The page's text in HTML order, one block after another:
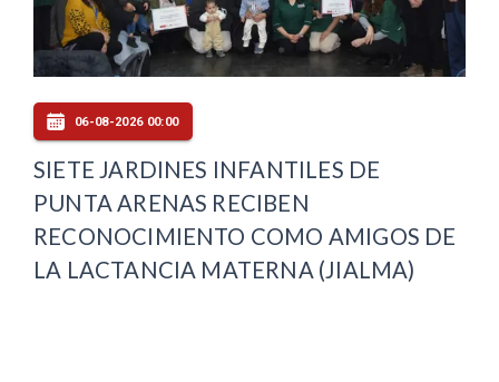
06-08-2026 00:00
SIETE JARDINES INFANTILES DE
PUNTA ARENAS RECIBEN
RECONOCIMIENTO COMO AMIGOS DE
LA LACTANCIA MATERNA (JIALMA)